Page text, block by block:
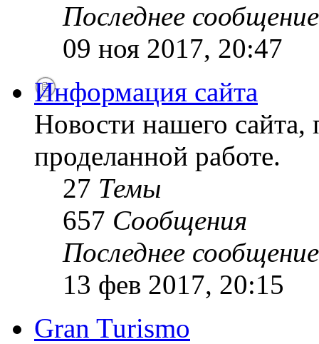
Последнее сообщение
09 ноя 2017, 20:47
Информация сайта
Новости нашего
проделанной работе.
27 Темы
657 Сообщения
Последнее сообщение
13 фев 2017, 20:15
Gran Turismo